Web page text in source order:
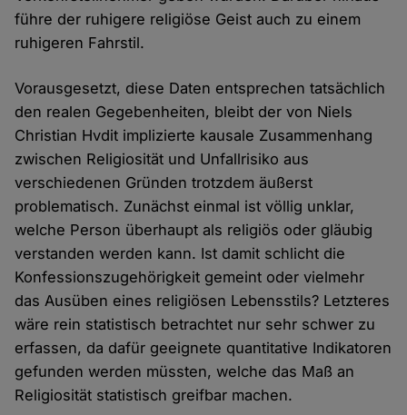
führe der ruhigere religiöse Geist auch zu einem
ruhigeren Fahrstil.
Vorausgesetzt, diese Daten entsprechen tatsächlich
den realen Gegebenheiten, bleibt der von Niels
Christian Hvdit implizierte kausale Zusammenhang
zwischen Religiosität und Unfallrisiko aus
verschiedenen Gründen trotzdem äußerst
problematisch. Zunächst einmal ist völlig unklar,
welche Person überhaupt als religiös oder gläubig
verstanden werden kann. Ist damit schlicht die
Konfessionszugehörigkeit gemeint oder vielmehr
das Ausüben eines religiösen Lebensstils? Letzteres
wäre rein statistisch betrachtet nur sehr schwer zu
erfassen, da dafür geeignete quantitative Indikatoren
gefunden werden müssten, welche das Maß an
Religiosität statistisch greifbar machen.